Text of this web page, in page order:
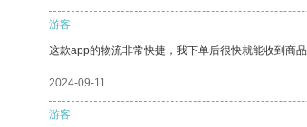
游客
这款app的物流非常快捷，我下单后很快就能收到商品
2024-09-11
游客